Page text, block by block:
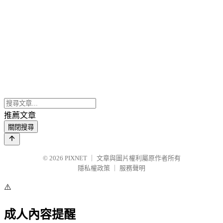
推薦文章
關閉搜尋
© 2026 PIXNET
文章與圖片權利屬原作者所有
隱私權政策
服務聲明
⚠️
成人內容提醒